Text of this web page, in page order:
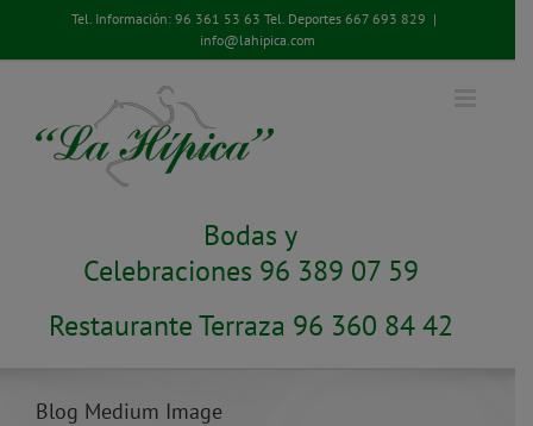
contenido
Tel. Información: 96 361 53 63 Tel. Deportes 667 693 829 |
info@lahipica.com
Bodas y
Celebraciones 96 389 07 59
Restaurante Terraza 96 360 84 42
Blog Medium Image